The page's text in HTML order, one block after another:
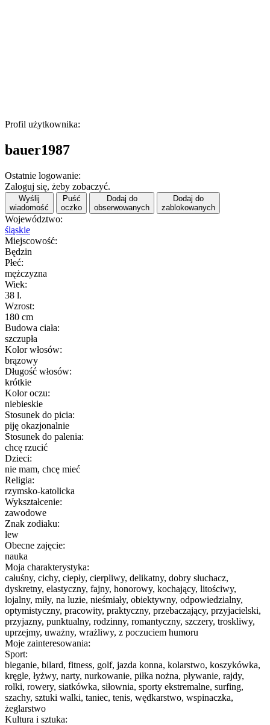
Profil użytkownika:
bauer1987
Ostatnie logowanie:
Zaloguj się, żeby zobaczyć.
Wyślij
wiadomość
Puść
oczko
Dodaj do
obserwowanych
Dodaj do
zablokowanych
Województwo:
śląskie
Miejscowość:
Będzin
Płeć:
mężczyzna
Wiek:
38 l.
Wzrost:
180 cm
Budowa ciała:
szczupła
Kolor włosów:
brązowy
Długość włosów:
krótkie
Kolor oczu:
niebieskie
Stosunek do picia:
piję okazjonalnie
Stosunek do palenia:
chcę rzucić
Dzieci:
nie mam, chcę mieć
Religia:
rzymsko-katolicka
Wykształcenie:
zawodowe
Znak zodiaku:
lew
Obecne zajęcie:
nauka
Moja charakterystyka:
całuśny, cichy, ciepły, cierpliwy, delikatny, dobry słuchacz,
dyskretny, elastyczny, fajny, honorowy, kochający, litościwy,
lojalny, miły, na luzie, nieśmiały, obiektywny, odpowiedzialny,
optymistyczny, pracowity, praktyczny, przebaczający, przyjacielski,
przyjazny, punktualny, rodzinny, romantyczny, szczery, troskliwy,
uprzejmy, uważny, wrażliwy, z poczuciem humoru
Moje zainteresowania:
Sport:
bieganie, bilard, fitness, golf, jazda konna, kolarstwo, koszykówka,
kręgle, łyżwy, narty, nurkowanie, piłka nożna, pływanie, rajdy,
rolki, rowery, siatkówka, siłownia, sporty ekstremalne, surfing,
szachy, sztuki walki, taniec, tenis, wędkarstwo, wspinaczka,
żeglarstwo
Kultura i sztuka: